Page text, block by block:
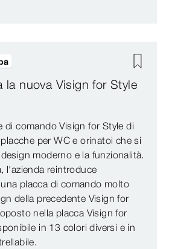
la nuova Visign for Style
di comando Visign for Style di
per WC e orinatoi che si
moderno e la funzionalità.
l'azienda reintroduce
placca di comando molto
della precedente Visign for
nella placca Visign for
in 13 colori diversi e in